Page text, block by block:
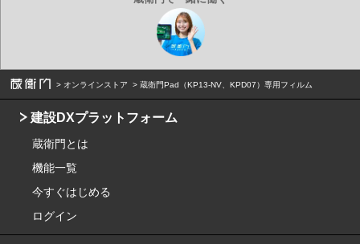
オンラインストア 蔵衛門Pad（KP13-NV、KPD07）専用フィルム
建設DXプラットフォーム
蔵衛門とは
機能一覧
今すぐはじめる
ログイン